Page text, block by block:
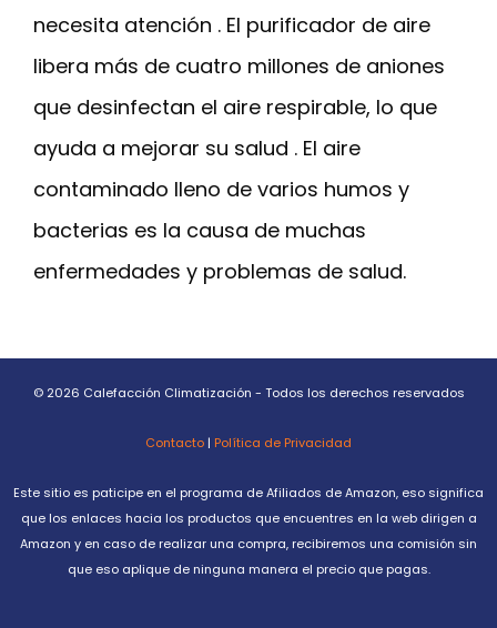
necesita atención . El purificador de aire
libera más de cuatro millones de aniones
que desinfectan el aire respirable, lo que
ayuda a mejorar su salud . El aire
contaminado lleno de varios humos y
bacterias es la causa de muchas
enfermedades y problemas de salud.
© 2026 Calefacción Climatización - Todos los derechos reservados
Contacto | Política de Privacidad
Este sitio es paticipe en el programa de Afiliados de Amazon, eso significa
que los enlaces hacia los productos que encuentres en la web dirigen a
Amazon y en caso de realizar una compra, recibiremos una comisión sin
que eso aplique de ninguna manera el precio que pagas.